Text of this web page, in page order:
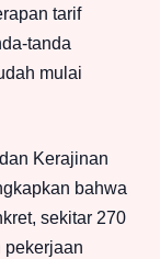
tarif
tanda
mulai
Kerajinan
bahwa
sekitar 270
pekerjaan